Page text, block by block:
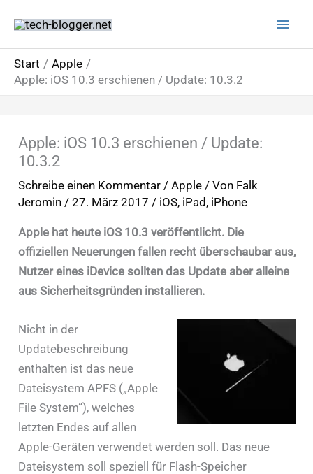
Inhalt
springen
Start
Apple
Apple: iOS 10.3 erschienen / Update: 10.3.2
Apple: iOS 10.3 erschienen / Update:
10.3.2
Schreibe einen Kommentar / Apple/ Von Falk
Jeromin / 27. März 2017 / iOS, iPad, iPhone
Apple hat heute iOS 10.3 veröffentlicht. Die
offiziellen Neuerungen fallen recht überschaubar aus,
Nutzer eines iDevice sollten das Update aber alleine
aus Sicherheitsgründen installieren.
Nicht in der
Updatebeschreibung
enthalten ist das neue
Dateisystem APFS („Apple
File System“), welches
letzten Endes auf allen
Apple-Geräten verwendet werden soll. Das neue
Dateisystem soll speziell für Flash-Speicher